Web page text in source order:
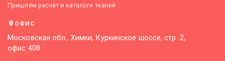
Пришлём расчёт и каталоги тканей
ОФИС
Московская обл., Химки, Куркинское шоссе, стр. 2,
офис 408